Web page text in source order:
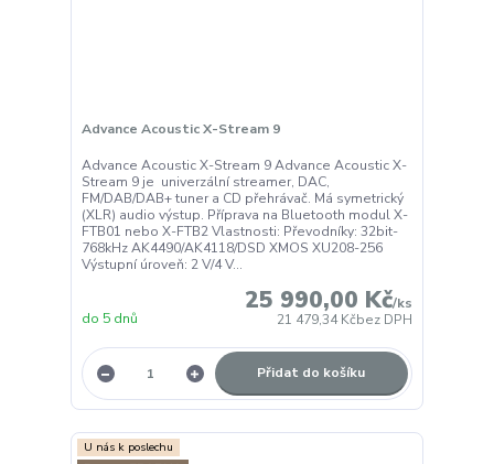
Advance Acoustic X-Stream 9
Advance Acoustic X-Stream 9 Advance Acoustic X-
Stream 9 je univerzální streamer, DAC,
FM/DAB/DAB+ tuner a CD přehrávač. Má symetrický
(XLR) audio výstup. Příprava na Bluetooth modul X-
FTB01 nebo X-FTB2 Vlastnosti: Převodníky: 32bit-
768kHz AK4490/AK4118/DSD XMOS XU208-256
Výstupní úroveň: 2 V/4 V...
25 990,00 Kč/ks
21 479,34 Kčbez DPH
do 5 dnů
Přidat do košíku
U nás k poslechu